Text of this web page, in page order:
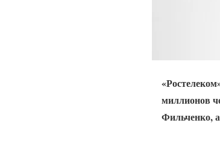
миллионов
Фильченко,